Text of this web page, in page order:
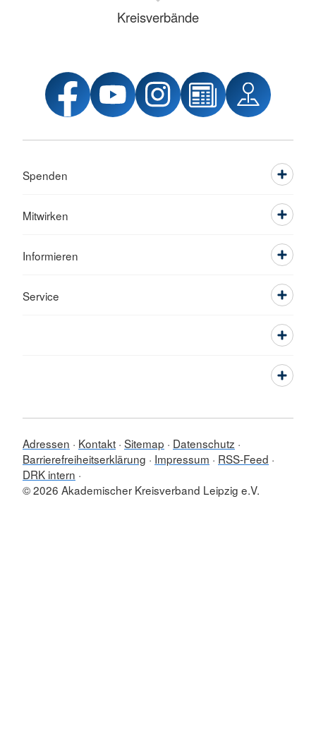
Kreisverbände
Spenden
Mitwirken
Informieren
Service
Adressen Kontakt Sitemap
Datenschutz
Barrierefreiheitserklärung
Impressum
RSS-Feed
DRK intern
© 2026 Akademischer Kreisverband Leipzig e.V.